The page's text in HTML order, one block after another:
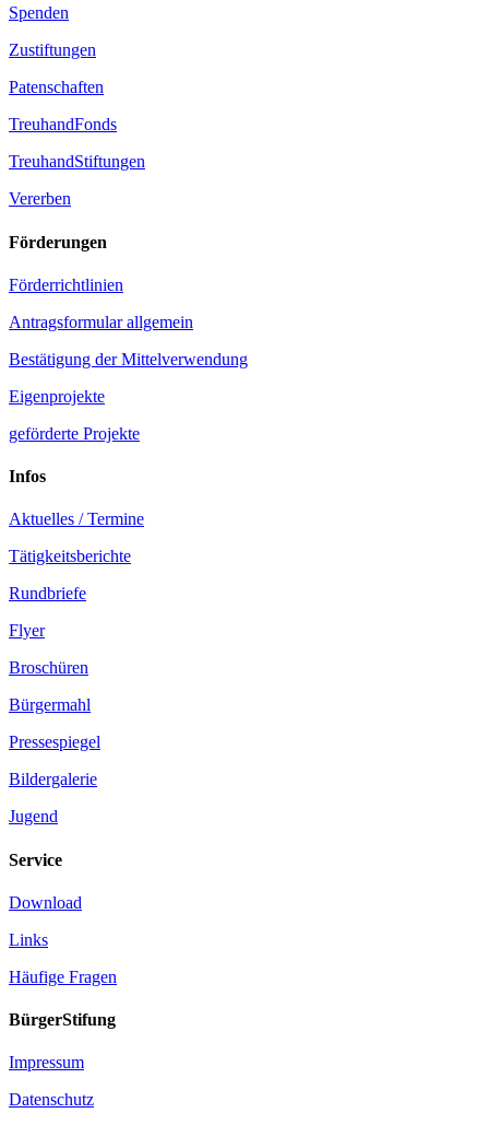
Spenden
Zustiftungen
Patenschaften
TreuhandFonds
TreuhandStiftungen
Vererben
Förderungen
Förderrichtlinien
Antragsformular allgemein
Bestätigung der Mittelverwendung
Eigenprojekte
geförderte Projekte
Infos
Aktuelles / Termine
Tätigkeitsberichte
Rundbriefe
Flyer
Broschüren
Bürgermahl
Pressespiegel
Bildergalerie
Jugend
Service
Download
Links
Häufige Fragen
BürgerStifung
Impressum
Datenschutz